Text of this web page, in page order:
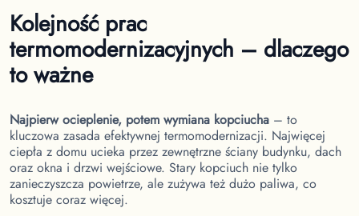
Kolejność prac
termomodernizacyjnych – dlaczego
to ważne
Najpierw ocieplenie, potem wymiana kopciucha – to
kluczowa zasada efektywnej termomodernizacji. Najwięcej
ciepła z domu ucieka przez zewnętrzne ściany budynku, dach
oraz okna i drzwi wejściowe. Stary kopciuch nie tylko
zanieczyszcza powietrze, ale zużywa też dużo paliwa, co
kosztuje coraz więcej.